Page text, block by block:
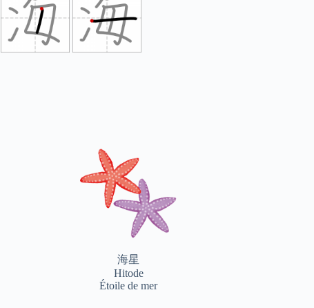
海星
Hitode
Étoile de mer